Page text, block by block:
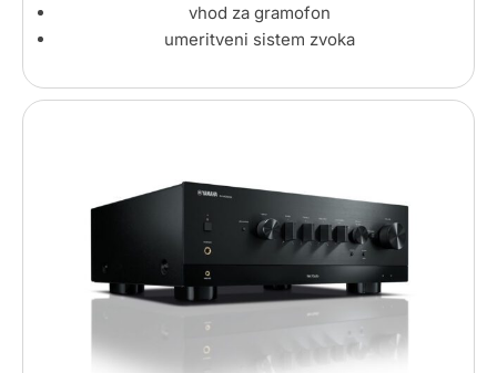
vhod za gramofon
umeritveni sistem zvoka